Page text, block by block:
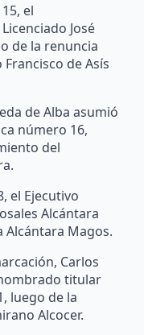
el
José
de la renuncia
de Asís
de Alba asumió
número 16,
del
el Ejecutivo
Alcántara
Magos.
Carlos
titular
luego de la
Alcocer.